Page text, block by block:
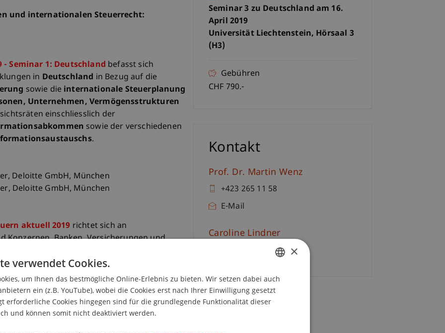
und internationalen Steuerrecht:
- Seminar 1: Deutschland befasst sich
in Deutschland in Bezug auf die
sowie die internationale Steuerplanung
Unternehmen, Vermögensstrukturen
einschliesslich der
sowie der verschiedenen
.
Deloitte GmbH, München
Deloitte GmbH, München
aktuell 2019 richtet sich an
Konzernen, Banken, Versicherungen und
Fondsmanager,
Vermögensverwalter und Wirtschaftsprüfer.
Steuern aktuell 2019 insbesondere auch an
Nationales und Internationales
Master of Laws (LL.M.)in International
Seminar 3 zu Deutschland am 16.
April 2019
Universität Liechtenstein, Hörsaal 3
(H3)
Gebühren
CHF 790.-
Kontakt
Prof. Dr. Martin Wenz
+423 265 11 58
E-Mail
Caroline Lindner
GERMAN
ENGLISH
×
verwendet Cookies.
um Ihnen das bestmögliche Online-Erlebnis zu bieten. Wir setzen dabei auch
ein (z.B. YouTube), wobei die Cookies erst nach Ihrer Einwilligung gesetzt
erforderliche Cookies hingegen sind für die grundlegende Funktionalität dieser
und können somit nicht deaktiviert werden.